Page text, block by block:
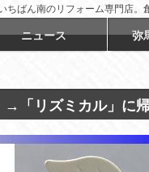
ちばん南のリフォーム専門店
ニュース 弥
→「リズミカル」に